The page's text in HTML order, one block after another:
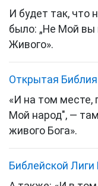
И будет так, что
было: „Не Мой вы
Живого».
Открытая Библия
«И на том месте,
Мой народ", —
живого Бога».
Библейской Лиги